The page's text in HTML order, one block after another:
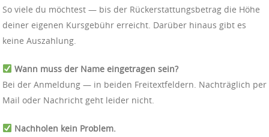
So viele du möchtest — bis der Rückerstattungsbetrag die Höhe
deiner eigenen Kursgebühr erreicht. Darüber hinaus gibt es
keine Auszahlung.
Wann muss der Name eingetragen sein?
Bei der Anmeldung — in beiden Freitextfeldern. Nachträglich per
Mail oder Nachricht geht leider nicht.
Nachholen kein Problem.